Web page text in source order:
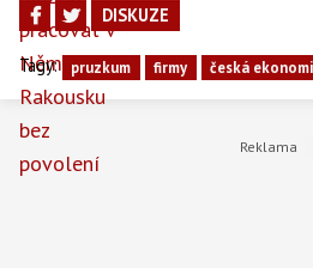
DISKUZE
Tagy: pruzkum firmy česká